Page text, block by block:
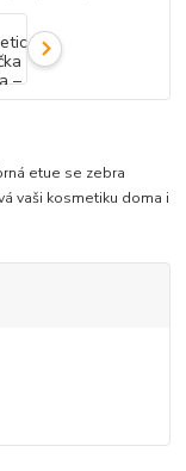
etue se zebra
vaši kosmetiku doma i